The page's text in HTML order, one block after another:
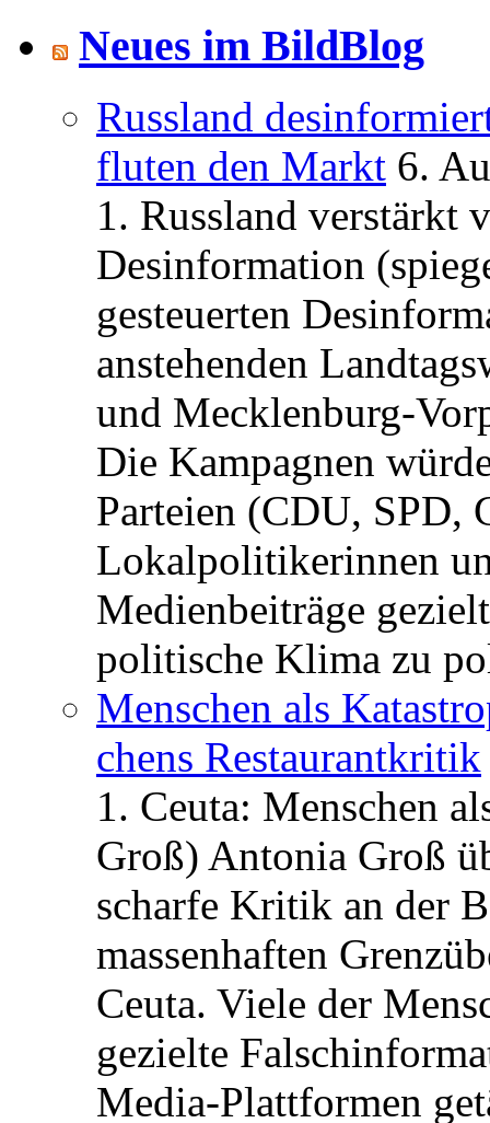
Neues im BildBlog
Russland
fluten den Markt 6.
1. Russland verstärkt
Desinformation
gesteuerten
anstehenden
und Mecklenburg-
Die Kampagnen
Parteien (CDU, SPD,
Lokalpolitikerinnen
Medienbeiträge
politische Klima zu
Menschen als
chens Restau­rant­kritik
1. Ceuta: Menschen
Groß) Antonia Groß
scharfe Kritik an der
massenhaften
Ceuta. Viele der
gezielte
Media-Plattformen